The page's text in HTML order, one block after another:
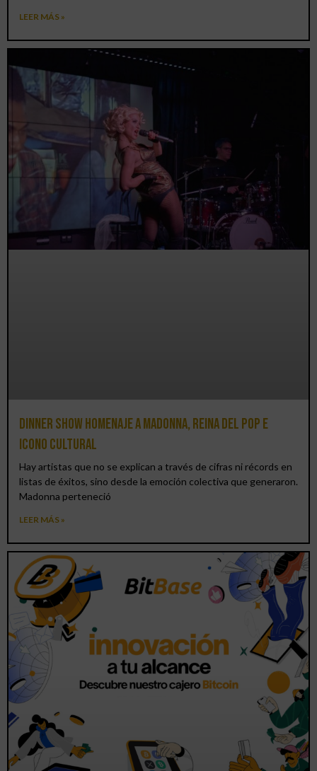
LEER MÁS »
Dinner Show homenaje a Madonna, reina del pop e
icono cultural
Hay artistas que no se explican a través de cifras ni récords en
listas de éxitos, sino desde la emoción colectiva que generaron.
Madonna perteneció
LEER MÁS »